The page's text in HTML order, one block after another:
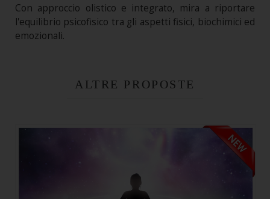
Con approccio olistico e integrato, mira a riportare
l'equilibrio psicofisico tra gli aspetti fisici, biochimici ed
emozionali.
ALTRE PROPOSTE